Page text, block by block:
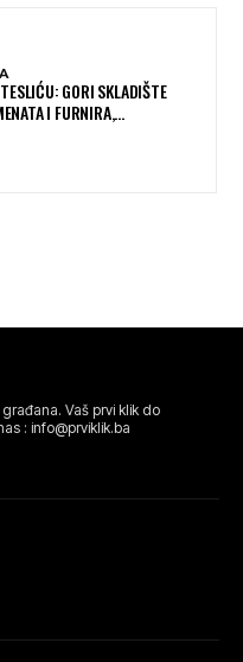
GORI SKLADIŠTE
I FURNIRA,
POMOĆ IZ VIŠE GRADOVA
Vaš prvi klik do
: info@prviklik.ba